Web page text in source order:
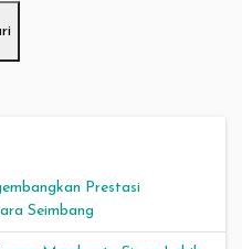
Prestasi
Seimbang